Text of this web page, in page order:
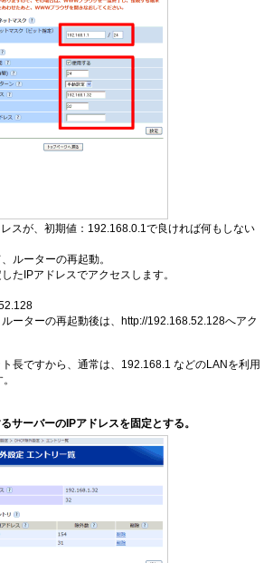
スが、初期値：192.168.0.1で良ければ何もしない
ルーターの再起動。
たIPアドレスでアクセスします。
ーターの再起動後は、http://192.168.52.128へアク
長ですから、通常は、192.168.1 などのLANを利用
サーバーのIPアドレスを固定とする。